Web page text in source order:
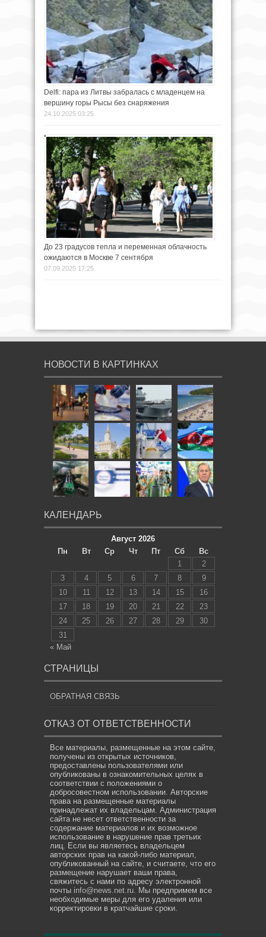
Delfi: пара из Литвы забралась с младенцем на
вершину горы Рысы без снаряжения
24.10.2025 03:25
До 23 градусов тепла и переменная облачность
ожидаются в Москве 7 сентября
07.09.2025 17:25
НОВОСТИ В КАРТИНКАХ
КАЛЕНДАРЬ
Август 2026
Пн
Вт Ср Чт Пт Сб
Вс
1
2
3
4 5 6 7 8
9
10
11 12 13 14 15
16
17
18 19 20 21 22
23
24
25 26 27 28 29
30
31
« Май
СТРАНИЦЫ
ОБРАТНАЯ СВЯЗЬ
ОТКАЗ ОТ ОТВЕТСТВЕННОСТИ
Все материалы, размещенные на этом сайте,
получены из открытых источников,
предоставлены пользователями или
опубликованы в ознакомительных целях в
соответствии с положениями о
добросовестном использовании. Авторские
права на размещенные материалы
принадлежат их владельцам. Администрация
сайта не несет ответственности за
содержание материалов и их возможное
использование в нарушение прав третьих
лиц. Если вы являетесь владельцем
авторских прав на какой-либо материал,
опубликованный на сайте, и считаете, что его
размещение нарушает ваши права,
свяжитесь с нами по адресу электронной
почты info@news.net.ru. Мы предпримем все
необходимые меры для его удаления или
корректировки в кратчайшие сроки.